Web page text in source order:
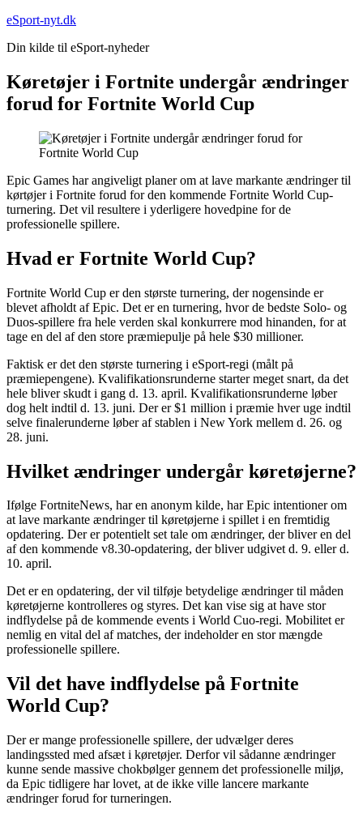
Fortsæt
indhold
eSport-nyt.dk
Din kilde til eSport-nyheder
Køretøjer i Fortnite undergår ændringer
forud for Fortnite World Cup
Epic Games har angiveligt planer om at lave markante ændringer til
kørtøjer i Fortnite forud for den kommende Fortnite World Cup-
turnering. Det vil resultere i yderligere hovedpine for de
professionelle spillere.
Hvad er Fortnite World Cup?
Fortnite World Cup er den største turnering, der nogensinde er
blevet afholdt af Epic. Det er en turnering, hvor de bedste Solo- og
Duos-spillere fra hele verden skal konkurrere mod hinanden, for at
tage en del af den store præmiepulje på hele $30 millioner.
Faktisk er det den største turnering i eSport-regi (målt på
præmiepengene). Kvalifikationsrunderne starter meget snart, da det
hele bliver skudt i gang d. 13. april. Kvalifikationsrunderne løber
dog helt indtil d. 13. juni. Der er $1 million i præmie hver uge indtil
selve finalerunderne løber af stablen i New York mellem d. 26. og
28. juni.
Hvilket ændringer undergår køretøjerne?
Ifølge FortniteNews, har en anonym kilde, har Epic intentioner om
at lave markante ændringer til køretøjerne i spillet i en fremtidig
opdatering. Der er potentielt set tale om ændringer, der bliver en del
af den kommende v8.30-opdatering, der bliver udgivet d. 9. eller d.
10. april.
Det er en opdatering, der vil tilføje betydelige ændringer til måden
køretøjerne kontrolleres og styres. Det kan vise sig at have stor
indflydelse på de kommende events i World Cuo-regi. Mobilitet er
nemlig en vital del af matches, der indeholder en stor mængde
professionelle spillere.
Vil det have indflydelse på Fortnite
World Cup?
Der er mange professionelle spillere, der udvælger deres
landingssted med afsæt i køretøjer. Derfor vil sådanne ændringer
kunne sende massive chokbølger gennem det professionelle miljø,
da Epic tidligere har lovet, at de ikke ville lancere markante
ændringer forud for turneringen.